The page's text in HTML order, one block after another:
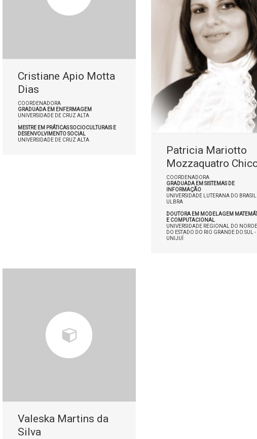
Cristiane Apio Motta
Dias
COORDENADORA
GRADUADA EM ENFERMAGEM
UNIVERSIDADE DE CRUZ ALTA
:
MESTRE EM PRÁTICAS SOCIOCULTURAIS E
DESENVOLVIMENTO SOCIAL
UNIVERSIDADE DE CRUZ ALTA
Patricia Mariotto
Mozzaquatro
COORDENADORA
GRADUADA EM SISTEMAS DE
INFORMAÇÃO
UNIVERSIDADE LUTERANA DO BRASIL
ULBRA
DOUTORA EM MODELAGEM
E COMPUTACIONAL
UNIVERSIDADE REGIONAL DO
DO ESTADO DO RIO GRANDE DO SUL -
UNIJUÍ
Valeska Martins da
Silva